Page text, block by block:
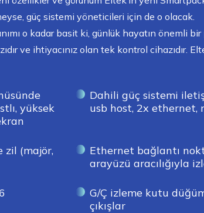
güç sistemi yöneticileri için de o olacak.
o kadar basit ki, günlük hayatın önemli bir
ve ihtiyacınız olan tek kontrol cihazıdır.
yüksek
Dahili güç sistemi
usb host, 2x ethernet,
zil (majör,
Ethernet bağlantı
arayüzü aracılığıyla
G/Ç izleme kutu
çıkışlar